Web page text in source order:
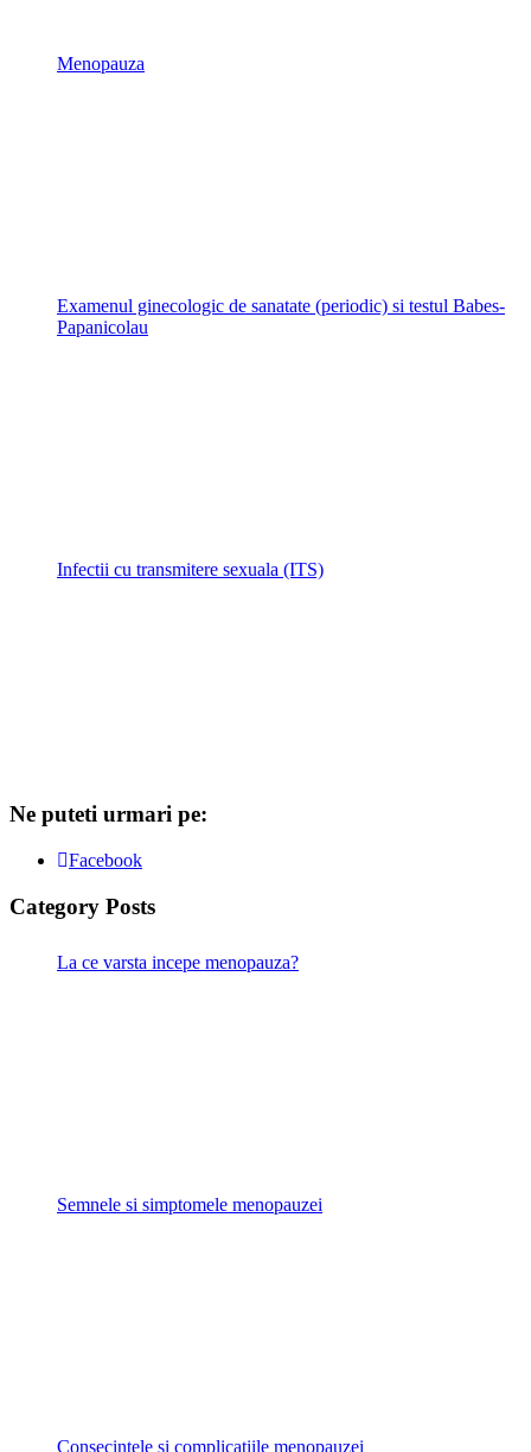
Menopauza
Examenul ginecologic de sanatate (periodic) si testul Babes-
Papanicolau
Infectii cu transmitere sexuala (ITS)
Ne puteti urmari pe:
Facebook
Category Posts
La ce varsta incepe menopauza?
Semnele si simptomele menopauzei
Consecintele si complicatiile menopauzei